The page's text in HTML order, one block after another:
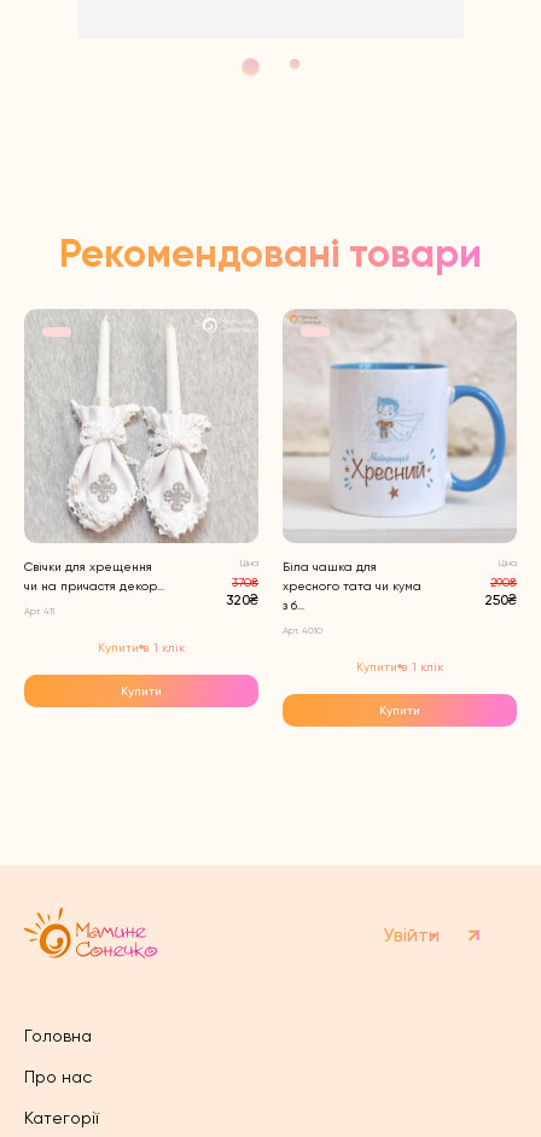
Рекомендовані товари
Свічки для хрещення
чи на причастя декор...
Арт. 411
Ціна
370₴
320₴
Купити в 1 клік
Купити
Біла чашка для
хресного тата чи кума
з б...
Арт. 4010
Ціна
290₴
250₴
Купити в 1 клік
Купити
Увійти
Головна
Про нас
Категорії